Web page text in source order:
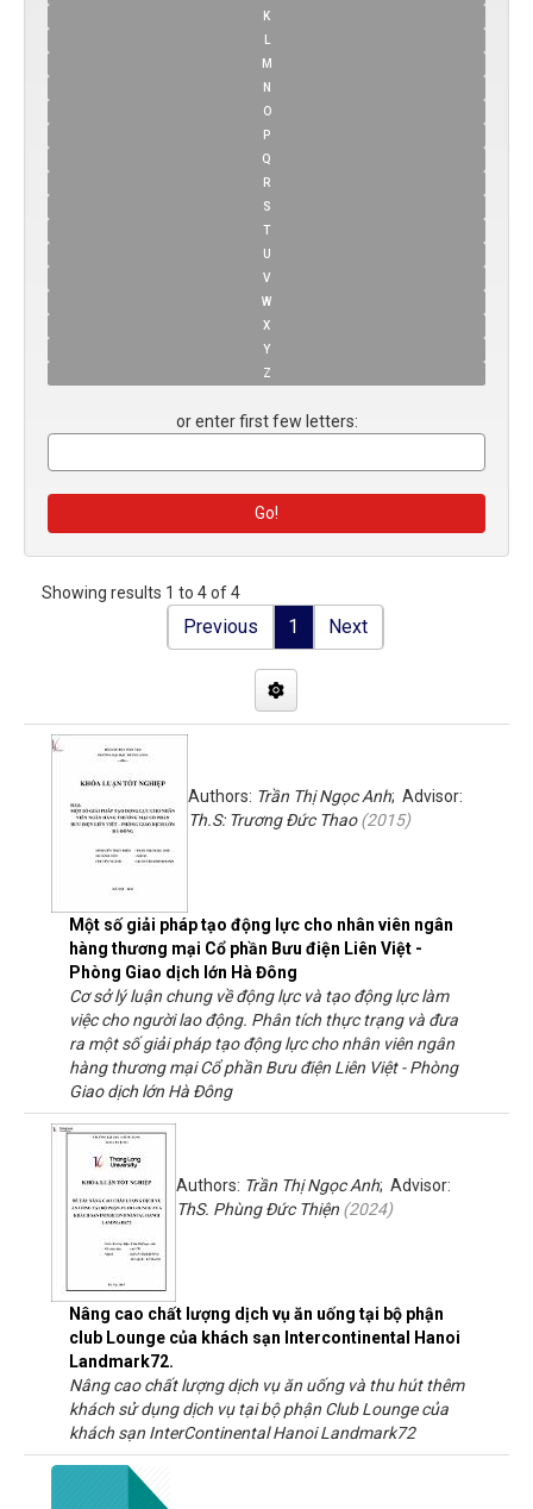
K
M
N
O
P
Q
R
S
T
U
V
W
X
Y
Z
or enter first few letters:
Showing results 1 to 4 of 4
Previous 1 Next
Một số giải pháp tạo động lực cho nhân viên ngân
hàng thương mại Cổ phần Bưu điện Liên Việt -
Phòng Giao dịch lớn Hà Đông
Authors: Trần Thị Ngọc Anh; Advisor:
Th.S: Trương Đức Thao(2015)
Cơ sở lý luận chung về động lực và tạo động lực làm
việc cho người lao động. Phân tích thực trạng và đưa
ra một số giải pháp tạo động lực cho nhân viên ngân
hàng thương mại Cổ phần Bưu điện Liên Việt - Phòng
Giao dịch lớn Hà Đông
Nâng cao chất lượng dịch vụ ăn uống tại bộ phận
club Lounge của khách sạn Intercontinental Hanoi
Landmark72.
Authors: Trần Thị Ngọc Anh; Advisor:
ThS. Phùng Đức Thiện (2024)
Nâng cao chất lượng dịch vụ ăn uống và thu hút thêm
khách sử dụng dịch vụ tại bộ phận Club Lounge của
khách sạn InterContinental Hanoi Landmark72